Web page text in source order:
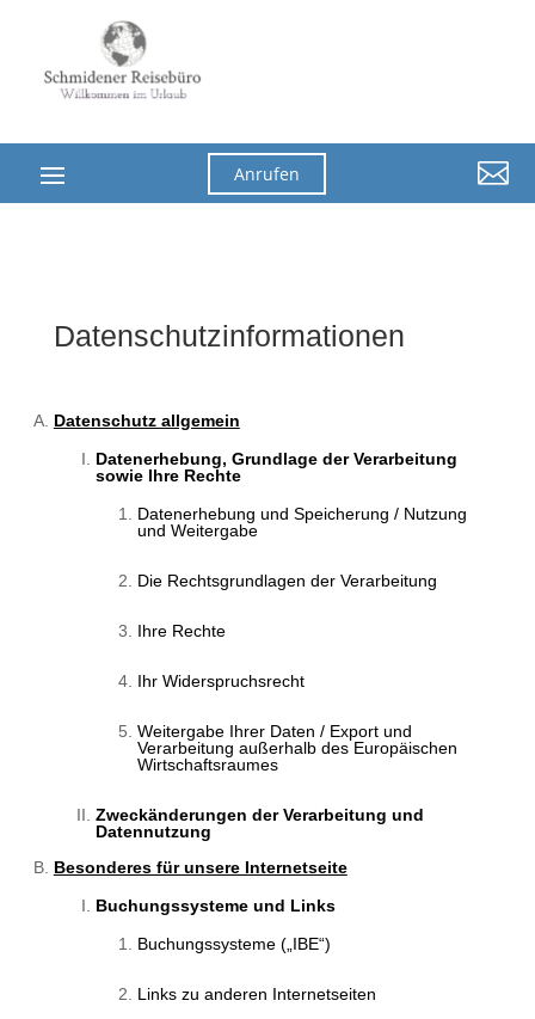
Anrufen 
Datenschutzinformationen
Datenschutz allgemein
Datenerhebung, Grundlage der Verarbeitung
sowie Ihre Rechte
Datenerhebung und Speicherung / Nutzung
und Weitergabe
Die Rechtsgrundlagen der Verarbeitung
Ihre Rechte
Ihr Widerspruchsrecht
Weitergabe Ihrer Daten / Export und
Verarbeitung außerhalb des Europäischen
Wirtschaftsraumes
Zweckänderungen der Verarbeitung und
Datennutzung
Besonderes für unsere Internetseite
Buchungssysteme und Links
Buchungssysteme („IBE“)
Links zu anderen Internetseiten